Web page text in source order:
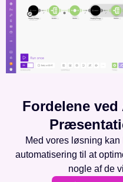
Fordelene
Med vores løsning
automatisering til at
nogle af de